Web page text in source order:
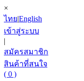
×
ไทย|English
เข้าสู่ระบบ
|
สมัครสมาชิก
สินค้าที่สนใจ
( 0 )